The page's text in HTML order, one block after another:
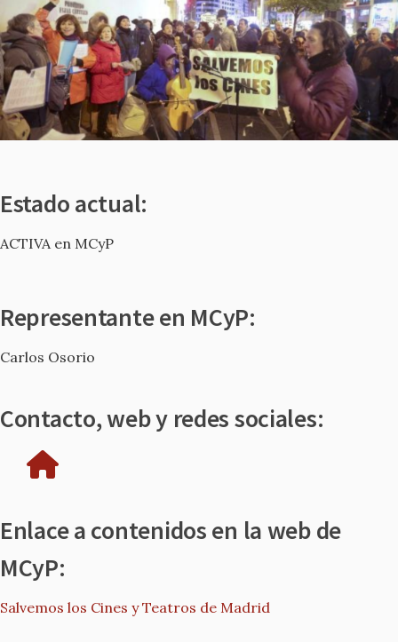
Estado actual:
ACTIVA en MCyP
Representante en MCyP:
Carlos Osorio
Contacto, web y redes sociales:
Enlace a contenidos en la web de
MCyP:
Salvemos los Cines y Teatros de Madrid